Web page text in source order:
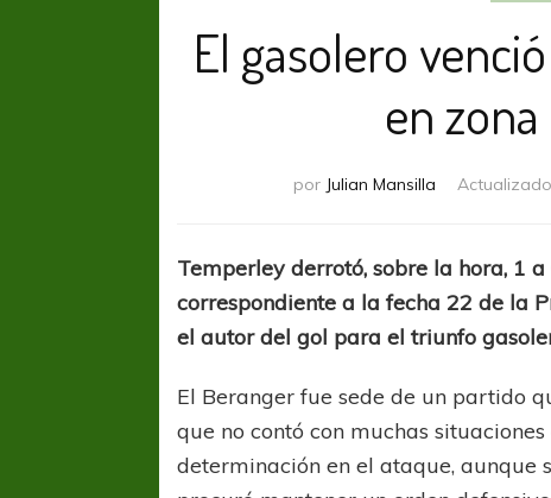
El gasolero
en
por Julian Mansilla
Temperley derrotó, sobre la hora, 1
correspondiente a la fecha 22 de la
el autor del gol para el triunfo
El Beranger fue sede de un partido
que no contó con muchas
determinación en el ataque, aunque